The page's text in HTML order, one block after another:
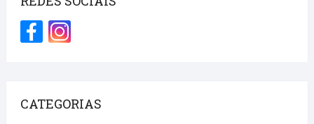
CATEGORIAS